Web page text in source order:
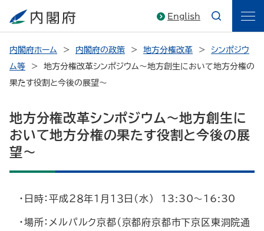
English
内閣府ホーム 内閣府の政策 地方分権改革
シンポジウ
ム等
地方分権改革シンポジウム～地方創生において地方分権の
果たす役割と今後の展望～
地方分権改革シンポジウム～地方創生に
おいて地方分権の果たす役割と今後の展
望～
・日時：平成２８年１月１３日(水) 13:30～16:30
・場所：メルパルク京都（京都府京都市下京区東洞院通